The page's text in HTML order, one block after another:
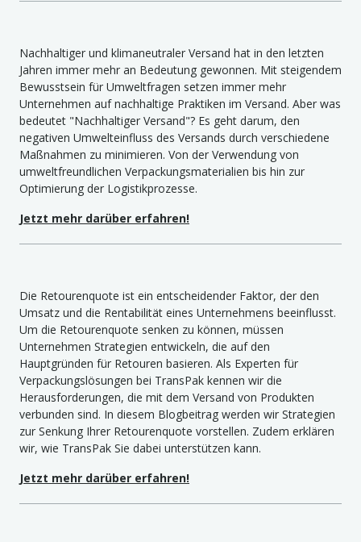
Nachhaltiger und klimaneutraler Versand hat in den letzten
Jahren immer mehr an Bedeutung gewonnen. Mit steigendem
Bewusstsein für Umweltfragen setzen immer mehr
Unternehmen auf nachhaltige Praktiken im Versand. Aber was
bedeutet "Nachhaltiger Versand"? Es geht darum, den
negativen Umwelteinfluss des Versands durch verschiedene
Maßnahmen zu minimieren. Von der Verwendung von
umweltfreundlichen Verpackungsmaterialien bis hin zur
Optimierung der Logistikprozesse.
Jetzt mehr darüber erfahren!
Die Retourenquote ist ein entscheidender Faktor, der den
Umsatz und die Rentabilität eines Unternehmens beeinflusst.
Um die Retourenquote senken zu können, müssen
Unternehmen Strategien entwickeln, die auf den
Hauptgründen für Retouren basieren. Als Experten für
Verpackungslösungen bei TransPak kennen wir die
Herausforderungen, die mit dem Versand von Produkten
verbunden sind. In diesem Blogbeitrag werden wir Strategien
zur Senkung Ihrer Retourenquote vorstellen. Zudem erklären
wir, wie TransPak Sie dabei unterstützen kann.
Jetzt mehr darüber erfahren!